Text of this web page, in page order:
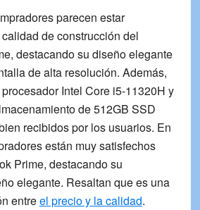
parecen estar
calidad de construcción del
destacando su diseño elegante
dealta resolución. Además,
Intel Core i5-11320H y
de 512GB SSD
recibidos por los usuarios. En
están muy satisfechos
Prime, destacando su
elegante. Resaltan que es una
entreel precio y la calidad.